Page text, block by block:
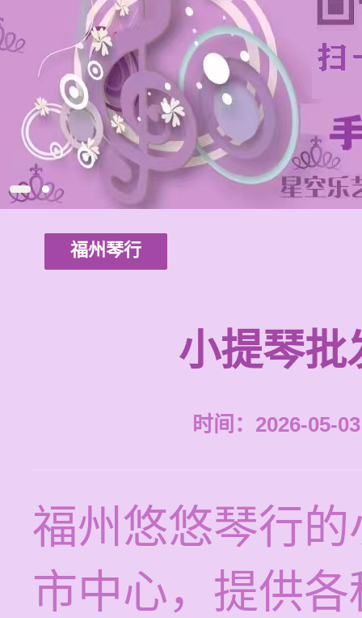
福州琴行
小提琴批
时间：2026-05-
福州悠悠琴行
市中心，提供